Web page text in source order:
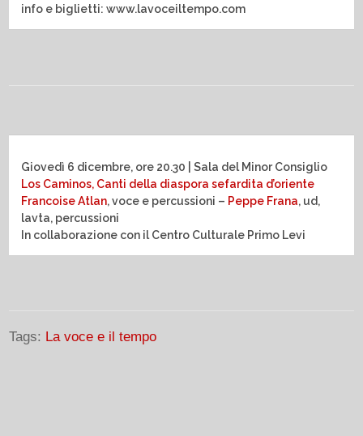
info e biglietti: www.lavoceiltempo.com
Giovedì 6 dicembre, ore 20.30 | Sala del Minor Consiglio
Los Caminos, Canti della diaspora sefardita d’oriente
Francoise Atlan, voce e percussioni – Peppe Frana, ud,
lavta, percussioni
In collaborazione con il Centro Culturale Primo Levi
Tags: La voce e il tempo